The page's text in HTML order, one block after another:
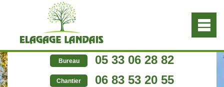
Bureau 05 33 06 28 82
Chantier 06 83 53 20 55